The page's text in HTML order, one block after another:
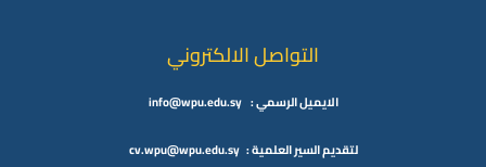
التواصل الالكتروني
الايميل الرسمي : info@wpu.edu.sy
لتقديم السير العلمية : cv.wpu@wpu.edu.sy